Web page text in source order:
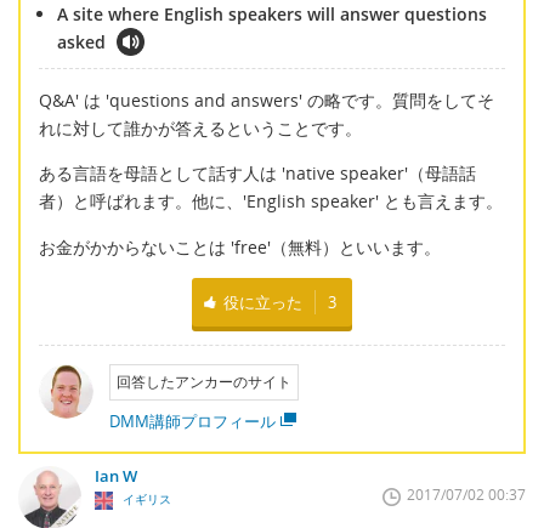
A site where English speakers will answer questions
asked
Q&A' は 'questions and answers' の略です。質問をしてそ
れに対して誰かが答えるということです。
ある言語を母語として話す人は 'native speaker'（母語話
者）と呼ばれます。他に、'English speaker' とも言えます。
お金がかからないことは 'free'（無料）といいます。
役に立った 3
回答したアンカーのサイト
DMM講師プロフィール
Ian W
イギリス 2017/07/02 00:37